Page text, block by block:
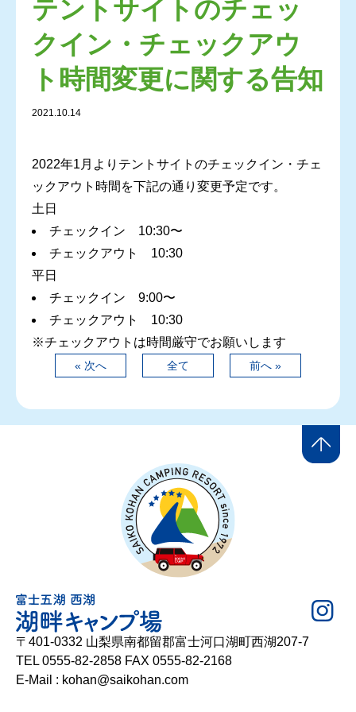
テントサイトのチェッ
クイン・チェックアウ
ト時間変更に関する告知
2021.10.14
2022年1月よりテントサイトのチェックイン・チェ
ックアウト時間を下記の通り変更予定です。
土日
チェックイン 10:30〜
チェックアウト 10:30
平日
チェックイン 9:00〜
チェックアウト 10:30
※チェックアウトは時間厳守でお願いします
« 次へ 全て 前へ »
〒401-0332 山梨県南都留郡富士河口湖町西湖207-7
TEL 0555-82-2858 FAX 0555-82-2168
E-Mail : kohan@saikohan.com